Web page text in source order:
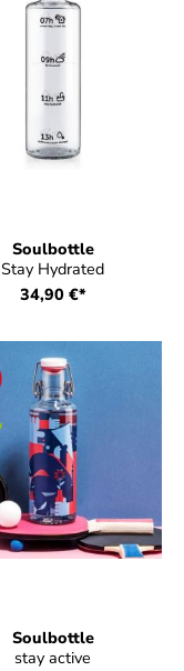
Soulbottle
Stay Hydrated
34,90 €*
Soulbottle
stay active